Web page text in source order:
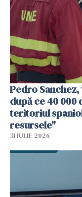
Pedro
după ce 40 000
teritoriul
resursele"
31 IULIE 2026